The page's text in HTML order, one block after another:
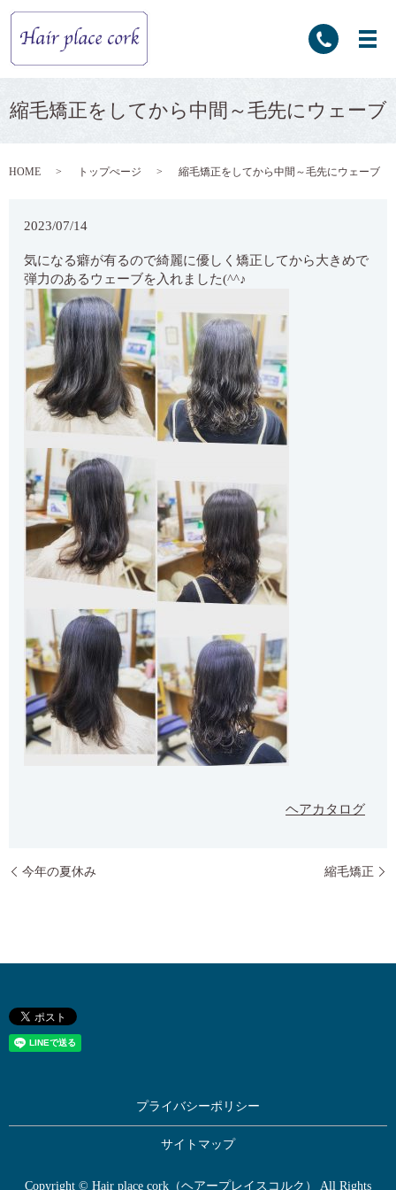
縮毛矯正をしてから中間～毛先にウェーブ
HOME トップぺージ 縮毛矯正をしてから中間～毛先にウェーブ
2023/07/14
気になる癖が有るので綺麗に優しく矯正してから大きめで
弾力のあるウェーブを入れました(^^♪
ヘアカタログ
今年の夏休み 縮毛矯正
プライバシーポリシー
サイトマップ
Copyright © Hair place cork（ヘアープレイスコルク） All Rights